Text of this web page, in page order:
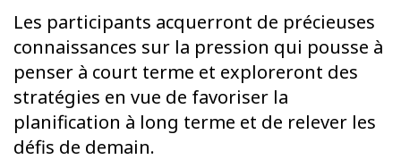
Les participants acquerront de précieuses
connaissances sur la pression qui pousse à
penser à court terme et exploreront des
stratégies en vue de favoriser la
planification à long terme et de relever les
défis de demain.